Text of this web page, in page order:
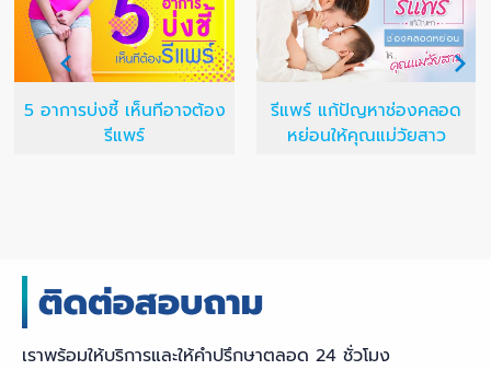
5 อาการบ่งชี้ เห็นทีอาจต้อง
รีแพร์
รีแพร์ แก้ปัญหาช่องคลอด
หย่อนให้คุณแม่วัยสาว
เราพร้อมให้บริการและให้คำปรึกษาตลอด 24 ชั่วโมง